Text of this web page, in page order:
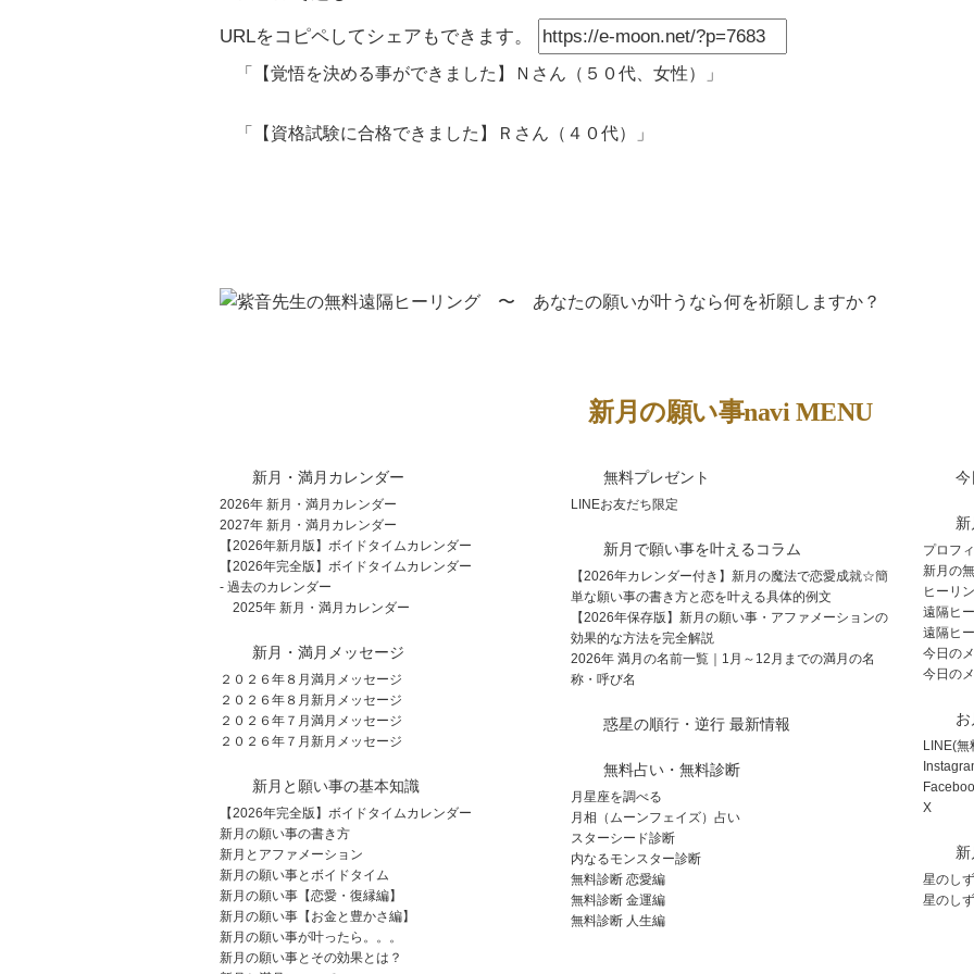
URLをコピペしてシェアもできます。
「 【覚悟を決める事ができました】Ｎさん（５０代、女性） 」
「 【資格試験に合格できました】Ｒさん（４０代） 」
新月の願い事navi MENU
新月・満月カレンダー
2026年 新月・満月カレンダー
2027年 新月・満月カレンダー
【2026年新月版】ボイドタイムカレンダー
【2026年完全版】ボイドタイムカレンダー
- 過去のカレンダー
2025年 新月・満月カレンダー
新月・満月メッセージ
２０２６年８月満月メッセージ
２０２６年８月新月メッセージ
２０２６年７月満月メッセージ
２０２６年７月新月メッセージ
新月と願い事の基本知識
【2026年完全版】ボイドタイムカレンダー
新月の願い事の書き方
新月とアファメーション
新月の願い事とボイドタイム
新月の願い事【恋愛・復縁編】
新月の願い事【お金と豊かさ編】
新月の願い事が叶ったら。。。
新月の願い事とその効果とは？
無料プレゼント
LINEお友だち限定
新月で願い事を叶えるコラム
【2026年カレンダー付き】新月の魔法で恋愛成就☆簡
単な願い事の書き方と恋を叶える具体的例文
【2026年保存版】新月の願い事・アファメーションの
効果的な方法を完全解説
2026年 満月の名前一覧｜1月～12月までの満月の名
称・呼び名
惑星の順行・逆行 最新情報
無料占い・無料診断
月星座を調べる
月相（ムーンフェイズ）占い
スターシード診断
内なるモンスター診断
無料診断 恋愛編
無料診断 金運編
無料診断 人生編
今
プロフ
新月の
ヒーリ
遠隔ヒ
遠隔ヒ
今日の
今日の
LINE(無
X
星のしず
星のし